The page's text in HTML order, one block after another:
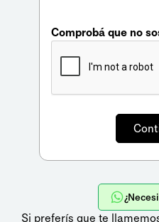
Comprobá que no
Si preferís que te